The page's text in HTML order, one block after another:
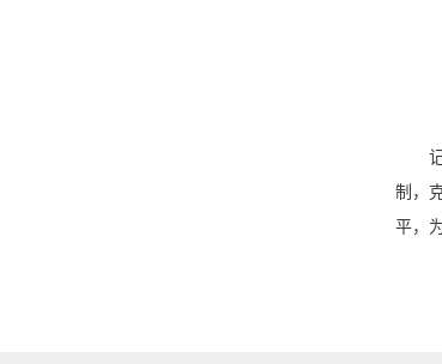
制，
平，